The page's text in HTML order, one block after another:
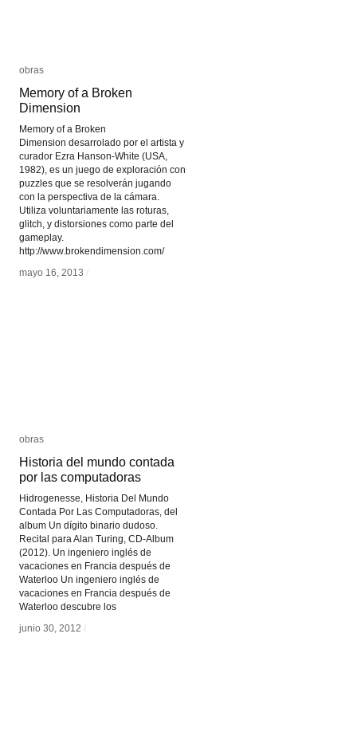
obras
Memory of a Broken
Dimension
Memory of a Broken
Dimension desarrolado por el artista y
curador Ezra Hanson-White (USA,
1982), es un juego de exploración con
puzzles que se resolverán jugando
con la perspectiva de la cámara.
Utiliza voluntariamente las roturas,
glitch, y distorsiones como parte del
gameplay.
http://www.brokendimension.com/
mayo 16, 2013 /
obras
Memory of a Broken
Dimension
mayo 16, 2013 /
obras
Historia del mundo contada
por las computadoras
Hidrogenesse, Historia Del Mundo
Contada Por Las Computadoras, del
album Un dígito binario dudoso.
Recital para Alan Turing, CD-Album
(2012). Un ingeniero inglés de
vacaciones en Francia después de
Waterloo Un ingeniero inglés de
vacaciones en Francia después de
Waterloo descubre los
junio 30, 2012 /
obras
Historia del mundo contada
por las computadoras
junio 30, 2012 /